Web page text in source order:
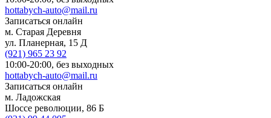
hottabych-auto@mail.ru
Записаться онлайн
м. Старая Деревня
ул. Планерная, 15 Д
(921) 965 23 92
10:00-20:00, без выходных
hottabych-auto@mail.ru
Записаться онлайн
м. Ладожская
Шоссе революции, 86 Б